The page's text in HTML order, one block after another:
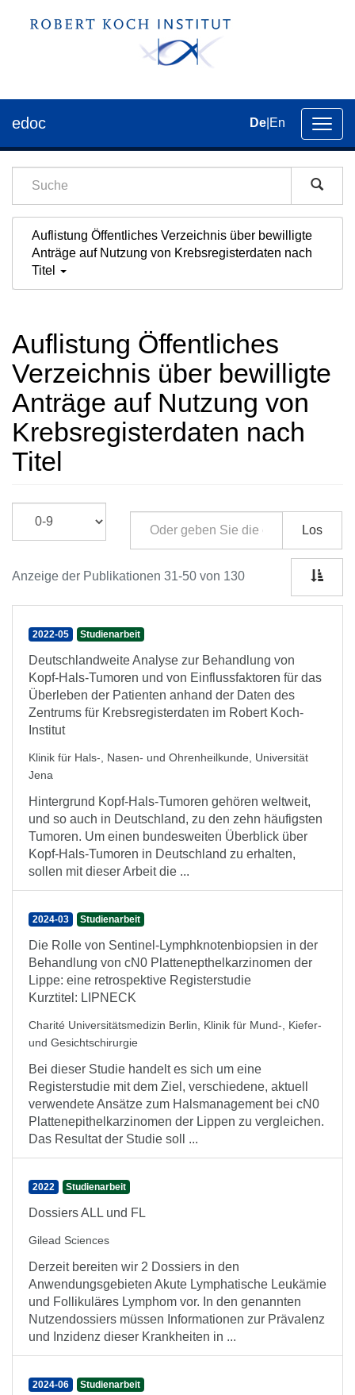
der
edoc De En
Auflistung Öffentliches Verzeichnis über bewilligte
Anträge auf Nutzung von Krebsregisterdaten nach
Titel
Auflistung Öffentliches
Verzeichnis über bewilligte
Anträge auf Nutzung von
Krebsregisterdaten nach
Titel
Los
Anzeige der Publikationen 31-50 von 130
2022-05 Studienarbeit
Deutschlandweite Analyse zur Behandlung von
Kopf-Hals-Tumoren und von Einflussfaktoren für das
Überleben der Patienten anhand der Daten des
Zentrums für Krebsregisterdaten im Robert Koch-
Institut
Klinik für Hals-, Nasen- und Ohrenheilkunde, Universität
Jena
Hintergrund Kopf-Hals-Tumoren gehören weltweit,
und so auch in Deutschland, zu den zehn häufigsten
Tumoren. Um einen bundesweiten Überblick über
Kopf-Hals-Tumoren in Deutschland zu erhalten,
sollen mit dieser Arbeit die ...
2024-03 Studienarbeit
Die Rolle von Sentinel-Lymphknotenbiopsien in der
Behandlung von cN0 Plattenepthelkarzinomen der
Lippe: eine retrospektive Registerstudie
Kurztitel: LIPNECK
Charité Universitätsmedizin Berlin, Klinik für Mund-, Kiefer-
und Gesichtschirurgie
Bei dieser Studie handelt es sich um eine
Registerstudie mit dem Ziel, verschiedene, aktuell
verwendete Ansätze zum Halsmanagement bei cN0
Plattenepithelkarzinomen der Lippen zu vergleichen.
Das Resultat der Studie soll ...
2022 Studienarbeit
Dossiers ALL und FL
Gilead Sciences
Derzeit bereiten wir 2 Dossiers in den
Anwendungsgebieten Akute Lymphatische Leukämie
und Follikuläres Lymphom vor. In den genannten
Nutzendossiers müssen Informationen zur Prävalenz
und Inzidenz dieser Krankheiten in ...
2024-06 Studienarbeit